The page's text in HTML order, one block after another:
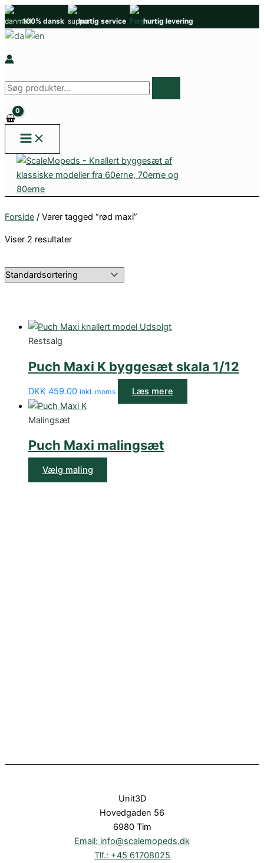
Gå
til
indholdet
100% dansk hurtig service hurtig levering
Søg
efter
produkter
Forside / Varer tagged “rød maxi”
Viser 2 resultater
Udsolgt
Restsalg
Puch Maxi K byggesæt skala 1/12
DKK 459.00 inkl. moms Læs mere
Malingsæt
Puch Maxi malingsæt
Vælg maling
Unit3D
Hovedgaden 56
6980 Tim
Email: info@scalemopeds.dk
Tlf.: +45 61708025